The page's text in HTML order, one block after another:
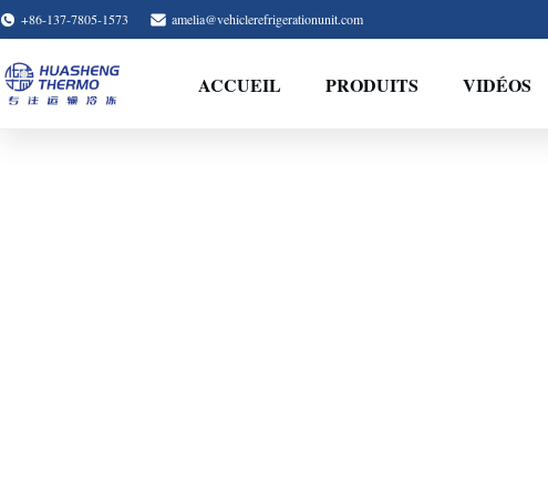
+86-137-7805-1573 amelia@vehiclerefrigerationunit.com
ACCUEIL PRODUITS VIDÉOS